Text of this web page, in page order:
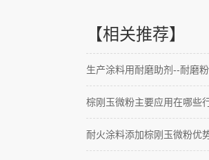
【相关推荐】
生产涂料用耐磨助剂--耐磨粉
棕刚玉微粉主要应用在哪些
耐火涂料添加棕刚玉微粉优